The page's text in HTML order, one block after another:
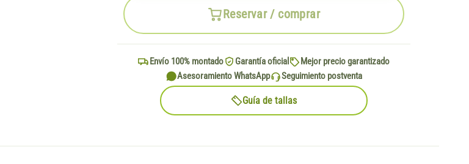
Reservar / comprar
Envío 100% montado Garantía oficial
Mejor precio garantizado
Asesoramiento WhatsApp
Seguimiento postventa
Guía de tallas